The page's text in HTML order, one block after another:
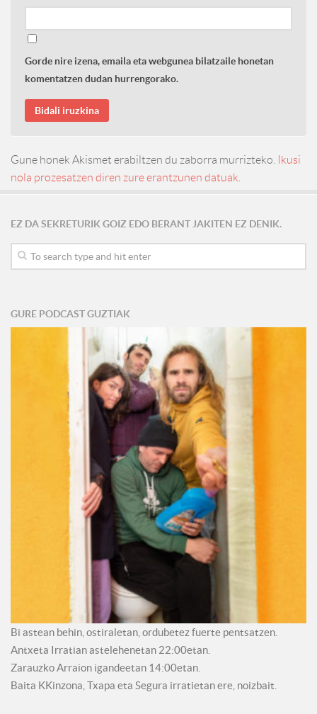
Gorde nire izena, emaila eta webgunea bilatzaile honetan
komentatzen dudan hurrengorako.
Gune honek Akismet erabiltzen du zaborra murrizteko.
Ikusi
nola prozesatzen diren zure erantzunen datuak.
EZ DA SEKRETURIK GOIZ EDO BERANT JAKITEN EZ DENIK.
GURE PODCAST GUZTIAK
Bi astean behin, ostiraletan, ordubetez fuerte pentsatzen.
Antxeta Irratian astelehenetan 22:00etan.
Zarauzko Arraion igandeetan 14:00etan.
Baita KKinzona, Txapa eta Segura irratietan ere, noizbait.